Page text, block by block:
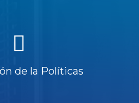
de la Políticas